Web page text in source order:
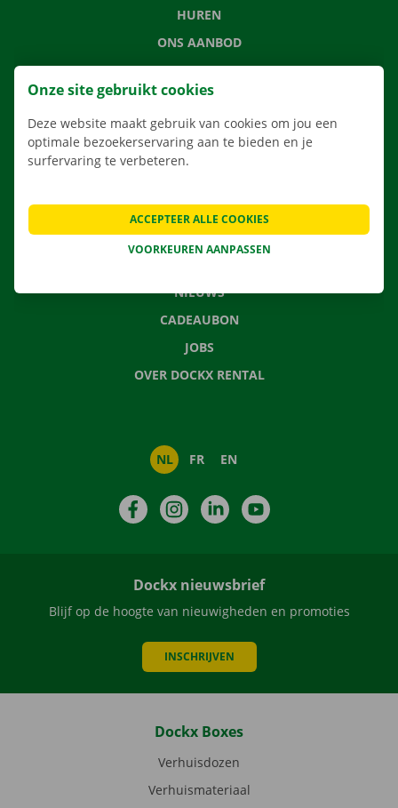
HUREN
ONS AANBOD
ONZE DIENSTEN
LOCATIES
APP
VERHUISOPLOSSINGEN
CONTACTEER ONS
NIEUWS
CADEAUBON
JOBS
OVER DOCKX RENTAL
NL FR EN
FacebookInstagramLinkedIn
Dockx nieuwsbrief
Blijf op de hoogte van nieuwigheden en promoties
INSCHRIJVEN
Dockx Boxes
Verhuisdozen
Verhuismateriaal
Onze site gebruikt cookies
Deze website maakt gebruik van cookies om jou een
optimale bezoekerservaring aan te bieden en je
surfervaring te verbeteren.
VOORKEUREN AANPASSEN
ACCEPTEER ALLE COOKIES